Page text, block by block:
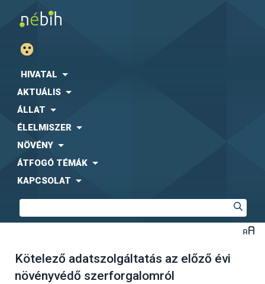
HIVATAL
AKTUÁLIS
ÁLLAT
ÉLELMISZER
NÖVÉNY
ÁTFOGÓ TÉMÁK
KAPCSOLAT
Kötelező adatszolgáltatás az előző évi
növényvédő szerforgalomról